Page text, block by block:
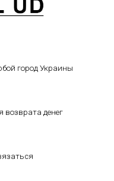
город Украины
возврата денег